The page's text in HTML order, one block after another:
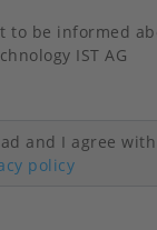
to be informed
IST AG
and I agree
policy